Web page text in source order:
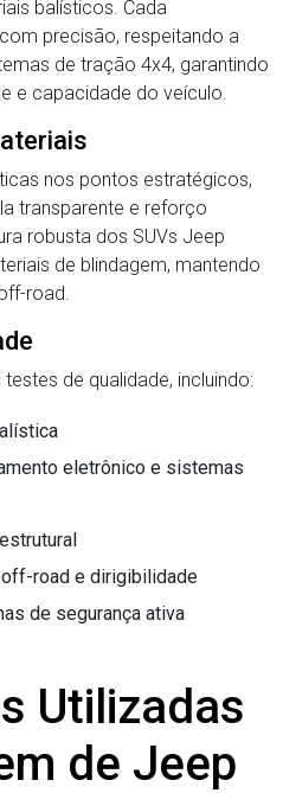
balísticos. Cada
precisão, respeitando a
de tração 4x4, garantindo
e capacidade do veículo.
nos pontos estratégicos,
transparente e reforço
robusta dos SUVs Jeep
de blindagem, mantendo
road.
de qualidade, incluindo:
eletrônico e sistemas
road e dirigibilidade
de segurança ativa
Utilizadas
de Jeep